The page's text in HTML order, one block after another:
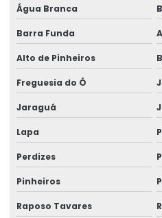
Aluguel de gerador pequeno
Aluguel de gerador pequeno
Aluguel de gerador pequeno
Aluguel de gerador preço diária
Aluguel de gerador quanto custa
Aluguel de gerador em salvador
Água Branca
Barra Funda
Alto de Pinheiros
Freguesia do Ó
Jaraguá
Lapa
Perdizes
Pinheiros
Raposo Tavares